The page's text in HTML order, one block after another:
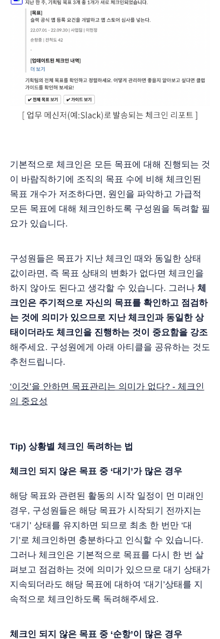
기본적으로 체크인은 모든 목표에 대해 진행되는 것
이 바람직하기에 조직의 목표 수에 비해 체크인된
목표 개수가 저조하다면, 원인을 파악하고 가급적
모든 목표에 대해 체크인하도록 구성원을 독려할 필
요가 있습니다.
구성원들은 목표가 지난 체크인 때와 동일한 상태
값이라면, 즉 목표 상태의 변화가 없다면 체크인을
하지 않아도 된다고 생각할 수 있습니다. 그러나 체
크인은 주기적으로 자신의 목표를 확인하고 점검하
는 것에 의미가 있으므로 지난 체크인과 동일한 상
태이더라도 체크인을 진행하는 것이 중요함을 강조
해주세요. 구성원에게 아래 아티클을 공유하는 것도
추천드립니다.
‘이것’을 안하면 목표관리는 의미가 없다? - 체크인
의 중요성
Tip) 상황별 체크인 독려하는 법
체크인 되지 않은 목표 중 ‘대기’가 많은 경우
해당 목표와 관련된 활동의 시작 일정이 먼 미래인
경우, 구성원들은 해당 목표가 시작되기 전까지는
‘대기’ 상태를 유지하면 되므로 최초 한 번만 ‘대
기’로 체크인하면 충분하다고 인식할 수 있습니다.
그러나 체크인은 기본적으로 목표를 다시 한 번 살
펴보고 점검하는 것에 의미가 있으므로 대기 상태가
지속되더라도 해당 목표에 대하여 ‘대기’상태를 지
속적으로 체크인하도록 독려해주세요.
체크인 되지 않은 목표 중 ‘순항’이 많은 경우